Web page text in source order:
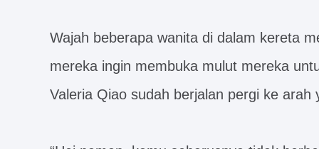
Wajah beberapa wanita di dalam kereta
mereka ingin membuka mulut mereka
Valeria Qiao sudah berjalan pergi ke arah